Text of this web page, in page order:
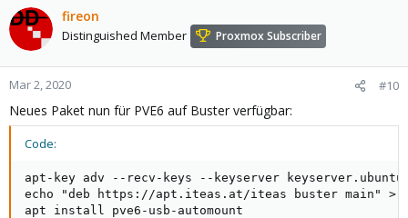
fireon
Distinguished Member Proxmox Subscriber
Mar 2, 2020 #10
Neues Paket nun für PVE6 auf Buster verfügbar:
Code:
apt-key adv --recv-keys --keyserver
echo "deb https://apt.iteas.at/iteas buster main"
apt install pve6-usb-automount